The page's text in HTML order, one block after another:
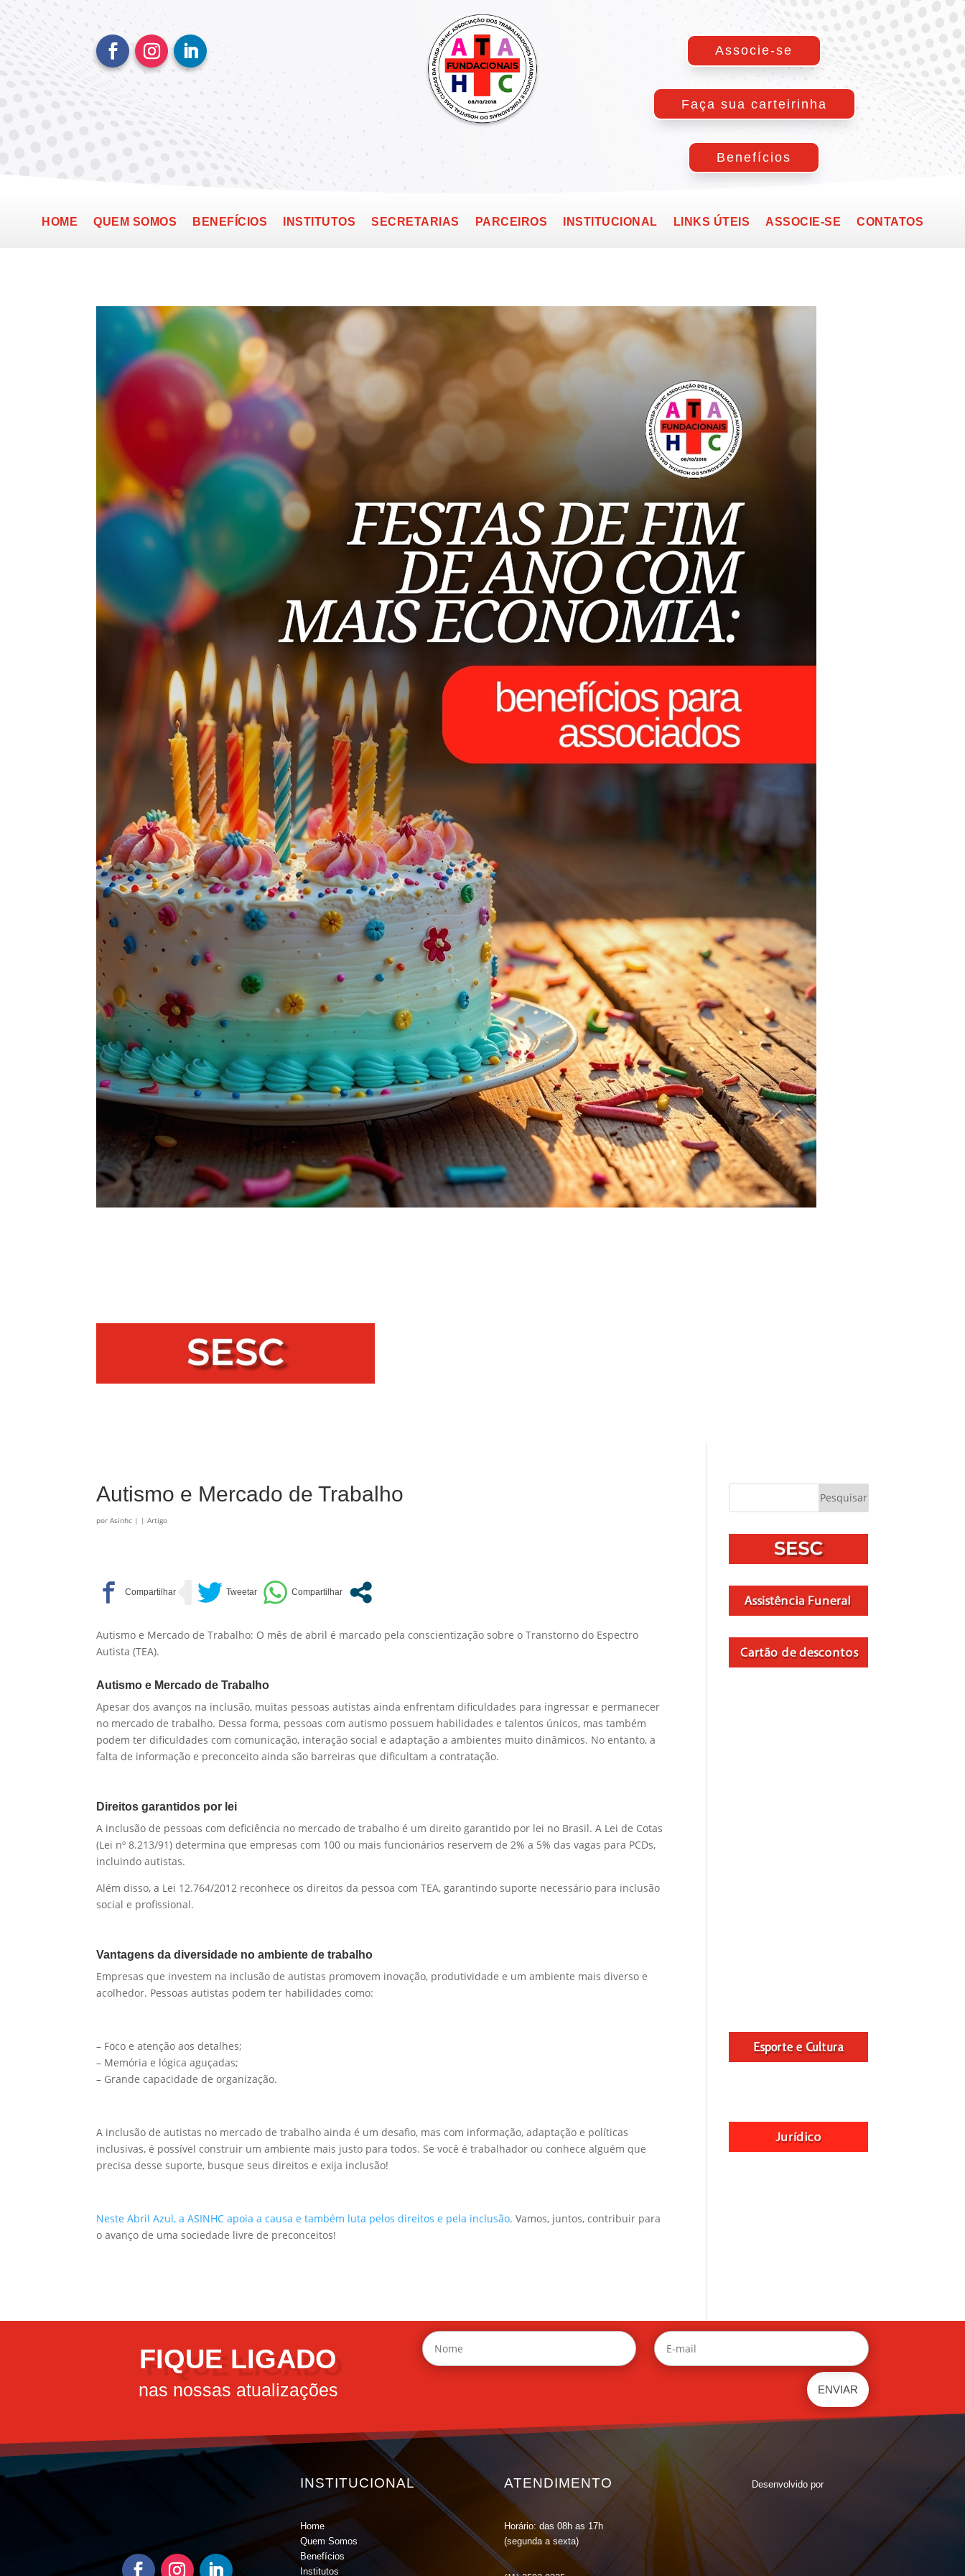
Associe-se
Faça sua carteirinha
Benefícios
HOME QUEM SOMOS BENEFÍCIOS INSTITUTOS SECRETARIAS PARCEIROS INSTITUCIONAL LINKS ÚTEIS ASSOCIE-SE CONTATOS
Autismo e Mercado de Trabalho
porAsinhc | |Artigo
Autismo e Mercado de Trabalho: O mês de abril é marcado pela conscientização sobre o Transtorno do Espectro
Autista (TEA).
Autismo e Mercado de Trabalho
Apesar dos avanços na inclusão, muitas pessoas autistas ainda enfrentam dificuldades para ingressar e permanecer
no mercado de trabalho. Dessa forma, pessoas com autismo possuem habilidades e talentos únicos, mas também
podem ter dificuldades com comunicação, interação social e adaptação a ambientes muito dinâmicos. No entanto, a
falta de informação e preconceito ainda são barreiras que dificultam a contratação.
Direitos garantidos por lei
A inclusão de pessoas com deficiência no mercado de trabalho é um direito garantido por lei no Brasil. A Lei de Cotas
(Lei nº 8.213/91) determina que empresas com 100 ou mais funcionários reservem de 2% a 5% das vagas para PCDs,
incluindo autistas.
Além disso, a Lei 12.764/2012 reconhece os direitos da pessoa com TEA, garantindo suporte necessário para inclusão
social e profissional.
Vantagens da diversidade no ambiente de trabalho
Empresas que investem na inclusão de autistas promovem inovação, produtividade e um ambiente mais diverso e
acolhedor. Pessoas autistas podem ter habilidades como:
– Foco e atenção aos detalhes;
– Memória e lógica aguçadas;
– Grande capacidade de organização.
A inclusão de autistas no mercado de trabalho ainda é um desafio, mas com informação, adaptação e políticas
inclusivas, é possível construir um ambiente mais justo para todos. Se você é trabalhador ou conhece alguém que
precisa desse suporte, busque seus direitos e exija inclusão!
Neste Abril Azul, a ASINHC apoia a causa e também luta pelos direitos e pela inclusão. Vamos, juntos, contribuir para
o avanço de uma sociedade livre de preconceitos!
FIQUE LIGADO
nas nossas atualizações
INSTITUCIONAL
Home
Quem Somos
Benefícios
Institutos
ATENDIMENTO
Horário: das 08h as 17h
(segunda a sexta)
Desenvolvido por